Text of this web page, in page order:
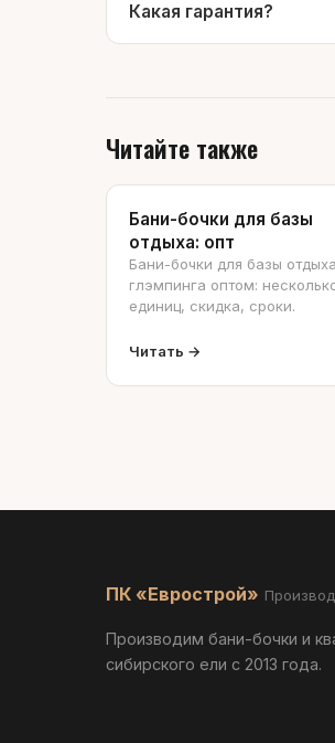
Какая гарантия?
Читайте также
Бани-бочки для базы
отдыха: опт
Бани-бочки для базы
глэмпинга оптом:
единиц, скидка, сроки.
Читать →
ПК «Еврострой»
Производим бани-бочки и
сибирского ели с 2013 года.